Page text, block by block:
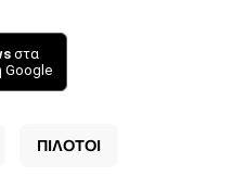
στα
Google
ΠΙΛΟΤΟΙ